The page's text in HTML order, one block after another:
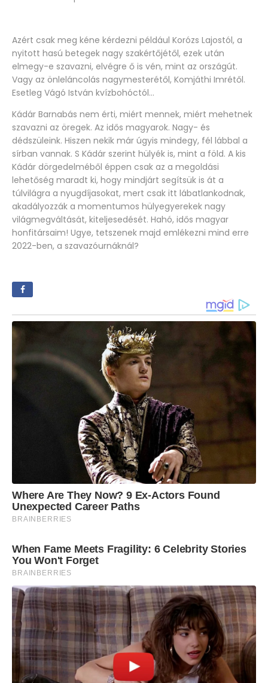
Azért csak meg kéne kérdezni például Korózs Lajostól, a
nyitott hasú betegek nagy szakértőjétől, ezek után
elmegy-e szavazni, elvégre ő is vén, mint az országút.
Vagy az önleláncolás nagymesterétől, Komjáthi Imrétől.
Esetleg Vágó István kvízbohóctól…
Kádár Barnabás nem érti, miért mennek, miért mehetnek
szavazni az öregek. Az idős magyarok. Nagy- és
dédszüleink. Hiszen nekik már úgyis mindegy, fél lábbal a
sírban vannak. S Kádár szerint hülyék is, mint a föld. A kis
Kádár dörgedelméből éppen csak az a megoldási
lehetőség maradt ki, hogy mindjárt segítsük is át a
túlvilágra a nyugdíjasokat, mert csak itt lábatlankodnak,
akadályozzák a momentumos hülyegyerekek nagy
világmegváltását, kiteljesedését. Hahó, idős magyar
honfitársaim! Ugye, tetszenek majd emlékezni mind erre
2022-ben, a szavazóurnáknál?